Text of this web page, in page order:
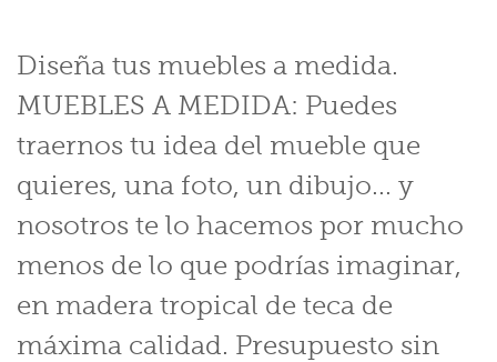
Diseña tus muebles a medida.
MUEBLES A MEDIDA: Puedes
traernos tu idea del mueble que
quieres, una foto, un dibujo... y
nosotros te lo hacemos por mucho
menos de lo que podrías imaginar,
en madera tropical de teca de
máxima calidad. Presupuesto sin